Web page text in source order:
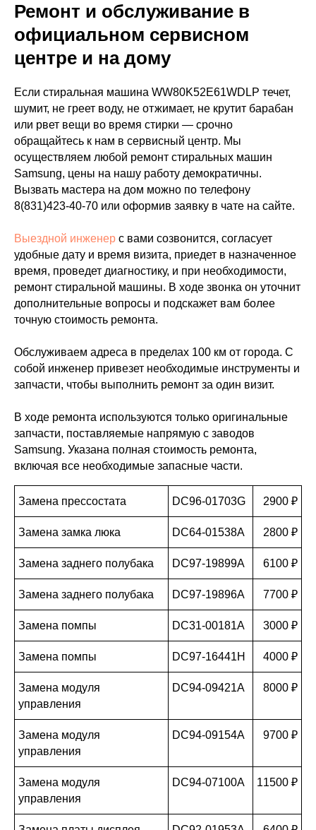
Ремонт и обслуживание в
официальном сервисном
центре и на дому
Если стиральная машина WW80K52E61WDLP течет,
шумит, не греет воду, не отжимает, не крутит барабан
или рвет вещи во время стирки — срочно
обращайтесь к нам в сервисный центр. Мы
осуществляем любой ремонт стиральных машин
Samsung, цены на нашу работу демократичны.
Вызвать мастера на дом можно по телефону
8(831)423-40-70 или оформив заявку в чате на сайте.
Выездной инженер с вами созвонится, согласует
удобные дату и время визита, приедет в назначенное
время, проведет диагностику, и при необходимости,
ремонт стиральной машины. В ходе звонка он уточнит
дополнительные вопросы и подскажет вам более
точную стоимость ремонта.
Обслуживаем адреса в пределах 100 км от города. С
собой инженер привезет необходимые инструменты и
запчасти, чтобы выполнить ремонт за один визит.
В ходе ремонта используются только оригинальные
запчасти, поставляемые напрямую с заводов
Samsung. Указана полная стоимость ремонта,
включая все необходимые запасные части.
Замена прессостата DC96-01703G 2900 ₽
Замена замка люка DC64-01538A 2800 ₽
Замена заднего полубака DC97-19899A 6100 ₽
Замена заднего полубака DC97-19896A 7700 ₽
Замена помпы DC31-00181A 3000 ₽
Замена помпы DC97-16441H 4000 ₽
Замена модуля
управления
DC94-09421A 8000 ₽
Замена модуля
управления
DC94-09154A 9700 ₽
Замена модуля
управления
DC94-07100A 11500 ₽